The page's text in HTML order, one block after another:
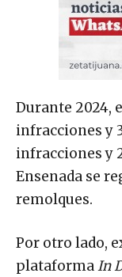
Durante 2024,
infracciones y
infracciones y
Ensenada se
remolques.
Por otro lado,
plataformaIn